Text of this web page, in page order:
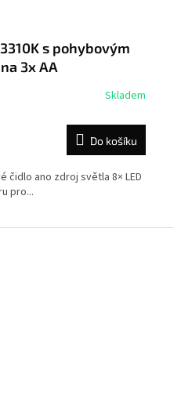
s pohybovým
3x AA
Skladem
Do košíku
čidlo ano zdroj světla 8× LED
pro...